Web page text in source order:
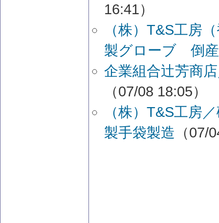
16:41）
（株）T&S工房
製グローブ 倒
企業組合辻芳商
（07/08 18:05）
（株）T&S工
製手袋製造 （07/